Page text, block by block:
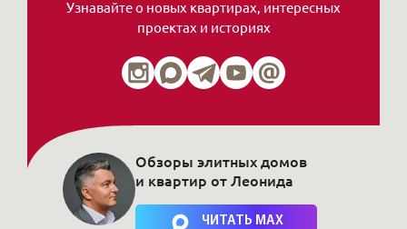
Узнавайте о новых квартирах, интересных
проектах и историях
Нажимая на кнопку, Вы соглашаетесь c политикой сайта
Обзоры элитных домов
и квартир от Леонида
ЧИТАТЬ MAX